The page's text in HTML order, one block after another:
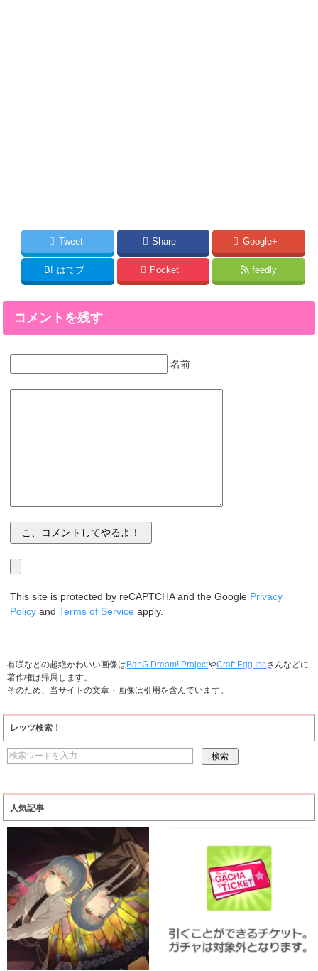
Tweet Share Google+
B! はてブ Pocket feedly
コメントを残す
名前
This site is protected by reCAPTCHA and the Google Privacy
Policy andTerms of Service apply.
有咲などの超絶かわいい画像はBanG Dream! ProjectやCraft Egg Incさんなどに
著作権は帰属します。
そのため、当サイトの文章・画像は引用を含んでいます。
レッツ検索！
人気記事